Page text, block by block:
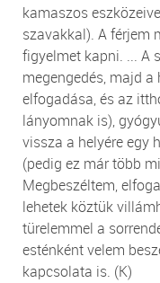
kamaszos
szavakkal). A férjem
figyelmet kapni. ... A
megengedés, majd
elfogadása, és az
lányomnak is),
vissza a helyére egy
(pedig ez már több
Megbeszéltem,
lehetek köztük
türelemmel a
esténként velem
kapcsolata is. (K)